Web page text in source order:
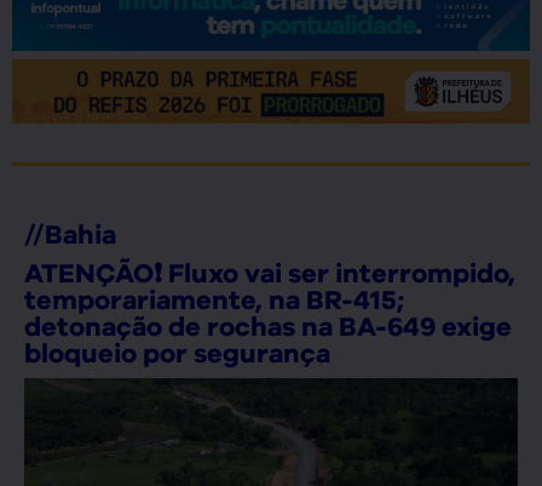
//Bahia
ATENÇÃO❗ Fluxo vai ser interrompido,
temporariamente, na BR-415;
detonação de rochas na BA-649 exige
bloqueio por segurança